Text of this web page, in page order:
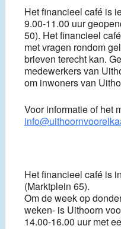
Het financieel café is
9.00-11.00 uur
50). Het financieel
met vragen rondom
brieven terecht kan.
medewerkers van
om inwoners van
Voor informatie of het
Het financieel café is
(Marktplein 65).
Om de week op
weken- is Uithoorn
14.00-16.00 uur met